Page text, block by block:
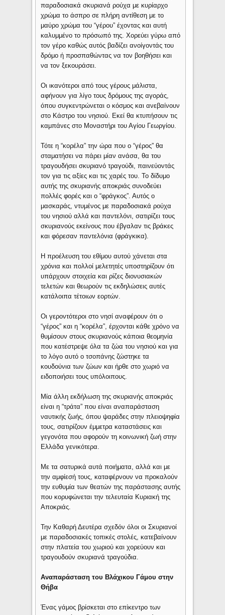
παραδοσιακά σκυριανά ρούχα με κυρίαρχο
χρώμα το άσπρο σε πλήρη αντίθεση με το
μαύρο χρώμα του “γέρου” έχοντας και αυτή
καλυμμένο το πρόσωπό της. Χορεύει γύρω από
τον γέρο καθώς αυτός βαδίζει ανοίγοντάς του
δρόμο ή προσπαθώντας να τον βοηθήσει και
να τον ξεκουράσει.
Οι ικανότεροι από τους γέρους μάλιστα,
αφήνουν για λίγο τους δρόμους της αγοράς,
όπου συγκεντρώνεται ο κόσμος και ανεβαίνουν
στο Κάστρο του νησιού. Εκεί θα κτυπήσουν τις
καμπάνες στο Μοναστήρι του Αγίου Γεωργίου.
Τότε η “κορέλα” την ώρα που ο “γέρος” θα
σταματήσει να πάρει μίαν ανάσα, θα του
τραγουδήσει σκυριανό τραγούδι, παινεύοντάς
τον για τις αξίες και τις χαρές του. Το δίδυμο
αυτής της σκυριανής αποκριάς συνοδεύει
πολλές φορές και ο “φράγκος”. Αυτός ο
μασκαράς, ντυμένος με παραδοσιακά ρούχα
του νησιού αλλά και παντελόνι, σατιρίζει τους
σκυριανούς εκείνους που έβγαλαν τις βράκες
και φόρεσαν παντελόνια (φράγκικα).
Η προέλευση του εθίμου αυτού χάνεται στα
χρόνια και πολλοί μελετητές υποστηρίζουν ότι
υπάρχουν στοιχεία και ρίζες διονυσιακών
τελετών και θεωρούν τις εκδηλώσεις αυτές
κατάλοιπα τέτοιων εορτών.
Οι γεροντότεροι στο νησί αναφέρουν ότι ο
“γέρος” και η “κορέλα”, έρχονται κάθε χρόνο να
θυμίσουν στους σκυριανούς κάποια θεομηνία
που κατέστρεψε όλα τα ζώα του νησιού και για
το λόγο αυτό ο τσοπάνης ζώστηκε τα
κουδούνια των ζώων και ήρθε στο χωριό να
ειδοποιήσει τους υπόλοιπους.
Μία άλλη εκδήλωση της σκυριανής αποκριάς
είναι η “τράτα” που είναι αναπαράσταση
ναυτικής ζωής, όπου ψαράδες στην πλειοψηφία
τους, σατιρίζουν έμμετρα καταστάσεις και
γεγονότα που αφορούν τη κοινωνική ζωή στην
Ελλάδα γενικότερα.
Με τα σατυρικά αυτά ποιήματα, αλλά και με
την αμφίεσή τους, καταφέρνουν να προκαλούν
την ευθυμία των θεατών της παράστασης αυτής
που κορυφώνεται την τελευταία Κυριακή της
Αποκριάς.
Την Καθαρή Δευτέρα σχεδόν όλοι οι Σκυριανοί
με παραδοσιακές τοπικές στολές, κατεβαίνουν
στην πλατεία του χωριού και χορεύουν και
τραγουδούν σκυριανά τραγούδια.
Αναπαράσταση του Βλάχικου Γάμου στην
Θήβα
Ένας γάμος βρίσκεται στο επίκεντρο των